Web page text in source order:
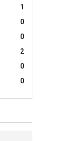
1
0
0
2
0
0